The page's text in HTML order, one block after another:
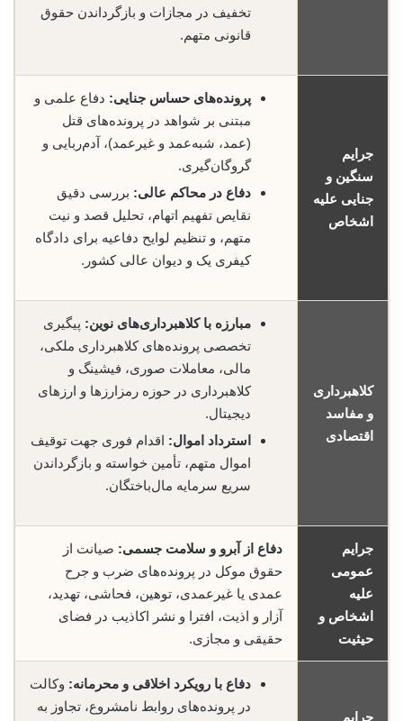
تخفیف در مجازات و بازگرداندن حقوق
قانونی متهم.
جرایم
سنگین و
جنایی علیه
اشخاص
پرونده‌های حساس جنایی: دفاع علمی و
مبتنی بر شواهد در پرونده‌های قتل
(عمد، شبه‌عمد و غیرعمد)، آدم‌ربایی و
گروگان‌گیری.
دفاع در محاکم عالی: بررسی دقیق
نقایص تفهیم اتهام، تحلیل قصد و نیت
متهم، و تنظیم لوایح دفاعیه برای دادگاه
کیفری یک و دیوان عالی کشور.
کلاهبرداری
و مفاسد
اقتصادی
مبارزه با کلاهبرداری‌های نوین: پیگیری
تخصصی پرونده‌های کلاهبرداری ملکی،
مالی، معاملات صوری، فیشینگ و
کلاهبرداری در حوزه رمز‌ارزها و ارزهای
دیجیتال.
استرداد اموال: اقدام فوری جهت توقیف
اموال متهم، تأمین خواسته و بازگرداندن
سریع سرمایه مال‌باختگان.
جرایم
عمومی
علیه
اشخاص و
حیثیت
دفاع از آبرو و سلامت جسمی: صیانت از
حقوق موکل در پرونده‌های ضرب و جرح
عمدی یا غیرعمدی، توهین، فحاشی، تهدید،
آزار و اذیت، افترا و نشر اکاذیب در فضای
حقیقی و مجازی.
جرایم
دفاع با رویکرد اخلاقی و محرمانه: وکالت
در پرونده‌های روابط نامشروع، تجاوز به